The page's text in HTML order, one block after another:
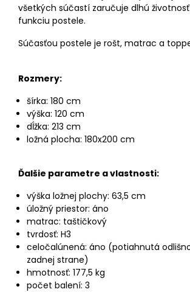
všetkých súčastí zaručuje dlhú
funkciu postele.
Súčasťou postele je rošt, matrac a
Rozmery:
šírka: 180 cm
výška: 120 cm
dĺžka: 213 cm
ložná plocha: 180x200 cm
Ďalšie parametre a vlastnosti:
výška ložnej plochy: 63,5 cm
úložný priestor: áno
matrac: taštičkový
tvrdosť: H3
celočalúnená: áno (potiahnutá
zadnej strane)
hmotnosť: 177,5 kg
počet balení: 3